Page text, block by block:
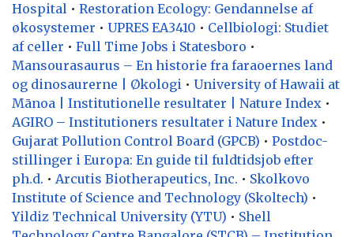
Hospital • Restoration Ecology: Gendannelse af
økosystemer • UPRES EA3410 • Cellbiologi: Studiet
af celler • Full Time Jobs i Statesboro •
Mansourasaurus – En historie fra faraoernes land
og dinosaurerne | Økologi • University of Hawaii at
Mānoa | Institutionelle resultater | Nature Index •
AGIRO – Institutioners resultater i Nature Index •
Gujarat Pollution Control Board (GPCB) • Postdoc-
stillinger i Europa: En guide til fuldtidsjob efter
ph.d. • Arcutis Biotherapeutics, Inc. • Skolkovo
Institute of Science and Technology (Skoltech) •
Yildiz Technical University (YTU) • Shell